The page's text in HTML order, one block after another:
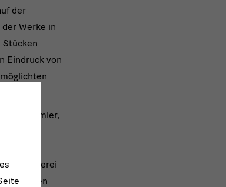
der
Werke in
Stücken
Eindruck von
Sammler,
der
befinden